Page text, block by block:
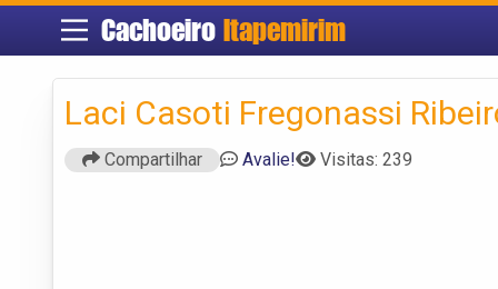
Cachoeiro Itapemirim
Laci Casoti Fregonassi
Compartilhar Avalie! Visitas: 239